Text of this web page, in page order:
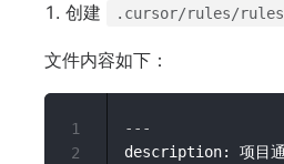
创建 .cursor/rules/
文件内容如下：
---
description: 项目通
1
2